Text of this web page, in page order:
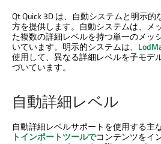
Qt Quick 3Dは、自動システムと明示的
方を提供します。自動システムは、メ
た複数の詳細レベルを持つ単一のメッ
いています。明示的システムは、
使用して、異なる詳細レベルを子モデ
づいています。
自動詳細レベル
自動詳細レベルサポートを使用する主
トインポートツールでコンテンツをイ